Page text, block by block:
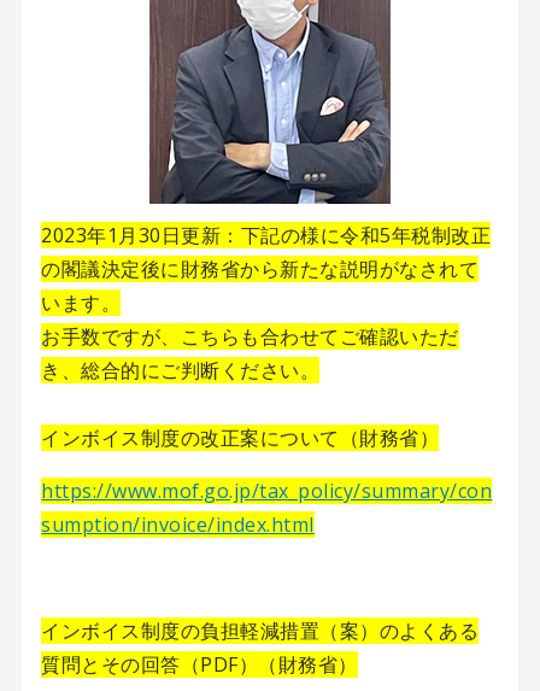
2023年1月30日更新：下記の様に令和5年税制改正
の閣議決定後に財務省から新たな説明がなされて
います。
お手数ですが、こちらも合わせてご確認いただ
き、総合的にご判断ください。
インボイス制度の改正案について（財務省）
https://www.mof.go.jp/tax_policy/summary/con
sumption/invoice/index.html
インボイス制度の負担軽減措置（案）のよくある
質問とその回答（PDF）（財務省）